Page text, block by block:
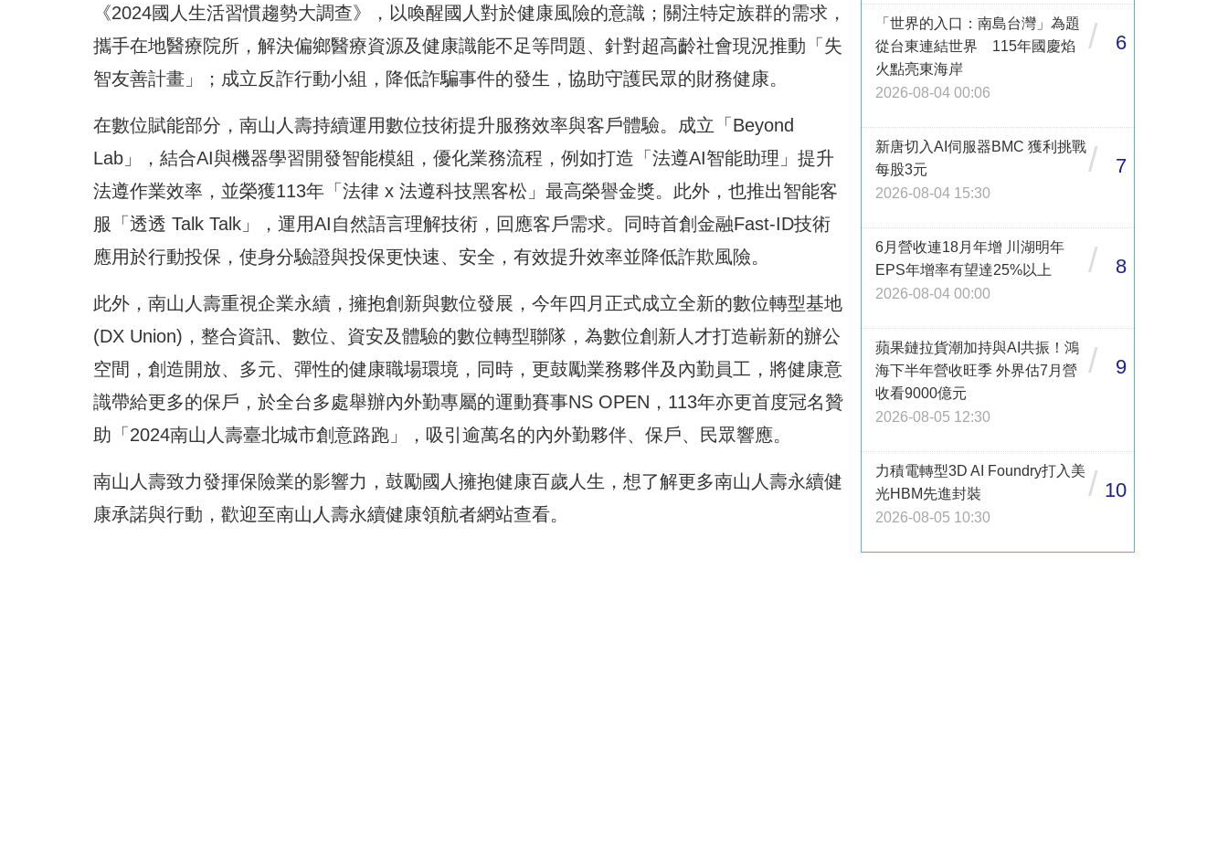
《2024國人生活習慣趨勢大調查》，以喚醒國人對於健康風險的意識；關注特定族群的需求，
攜手在地醫療院所，解決偏鄉醫療資源及健康識能不足等問題、針對超高齡社會現況推動「失
智友善計畫」；成立反詐行動小組，降低詐騙事件的發生，協助守護民眾的財務健康。
在數位賦能部分，南山人壽持續運用數位技術提升服務效率與客戶體驗。成立「Beyond
Lab」，結合AI與機器學習開發智能模組，優化業務流程，例如打造「法遵AI智能助理」提升
法遵作業效率，並榮獲113年「法律 x 法遵科技黑客松」最高榮譽金獎。此外，也推出智能客
服「透透 Talk Talk」，運用AI自然語言理解技術，回應客戶需求。同時首創金融Fast-ID技術
應用於行動投保，使身分驗證與投保更快速、安全，有效提升效率並降低詐欺風險。
此外，南山人壽重視企業永續，擁抱創新與數位發展，今年四月正式成立全新的數位轉型基地
(DX Union)，整合資訊、數位、資安及體驗的數位轉型聯隊，為數位創新人才打造嶄新的辦公
空間，創造開放、多元、彈性的健康職場環境，同時，更鼓勵業務夥伴及內勤員工，將健康意
識帶給更多的保戶，於全台多處舉辦內外勤專屬的運動賽事NS OPEN，113年亦更首度冠名贊
助「2024南山人壽臺北城市創意路跑」，吸引逾萬名的內外勤夥伴、保戶、民眾響應。
南山人壽致力發揮保險業的影響力，鼓勵國人擁抱健康百歲人生，想了解更多南山人壽永續健
康承諾與行動，歡迎至南山人壽永續健康領航者網站查看。
「世界的入口：南島台灣」為題
從台東連結世界 115年國慶焰
火點亮東海岸
2026-08-04 00:06
/ 6
新唐切入AI伺服器BMC 獲利挑戰
每股3元
2026-08-04 15:30
/ 7
6月營收連18月年增 川湖明年
EPS年增率有望達25%以上
2026-08-04 00:00
/ 8
蘋果鏈拉貨潮加持與AI共振！鴻
海下半年營收旺季 外界估7月營
收看9000億元
2026-08-05 12:30
/ 9
力積電轉型3D AI Foundry打入美
光HBM先進封裝
2026-08-05 10:30
/ 10